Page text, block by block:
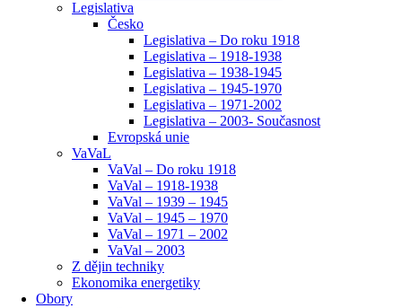
Legislativa
Česko
Legislativa – Do roku 1918
Legislativa – 1918-1938
Legislativa – 1938-1945
Legislativa – 1945-1970
Legislativa – 1971-2002
Legislativa – 2003- Současnost
Evropská unie
VaVaL
VaVal – Do roku 1918
VaVal – 1918-1938
VaVal – 1939 – 1945
VaVal – 1945 – 1970
VaVal – 1971 – 2002
VaVal – 2003
Z dějin techniky
Ekonomika energetiky
Obory